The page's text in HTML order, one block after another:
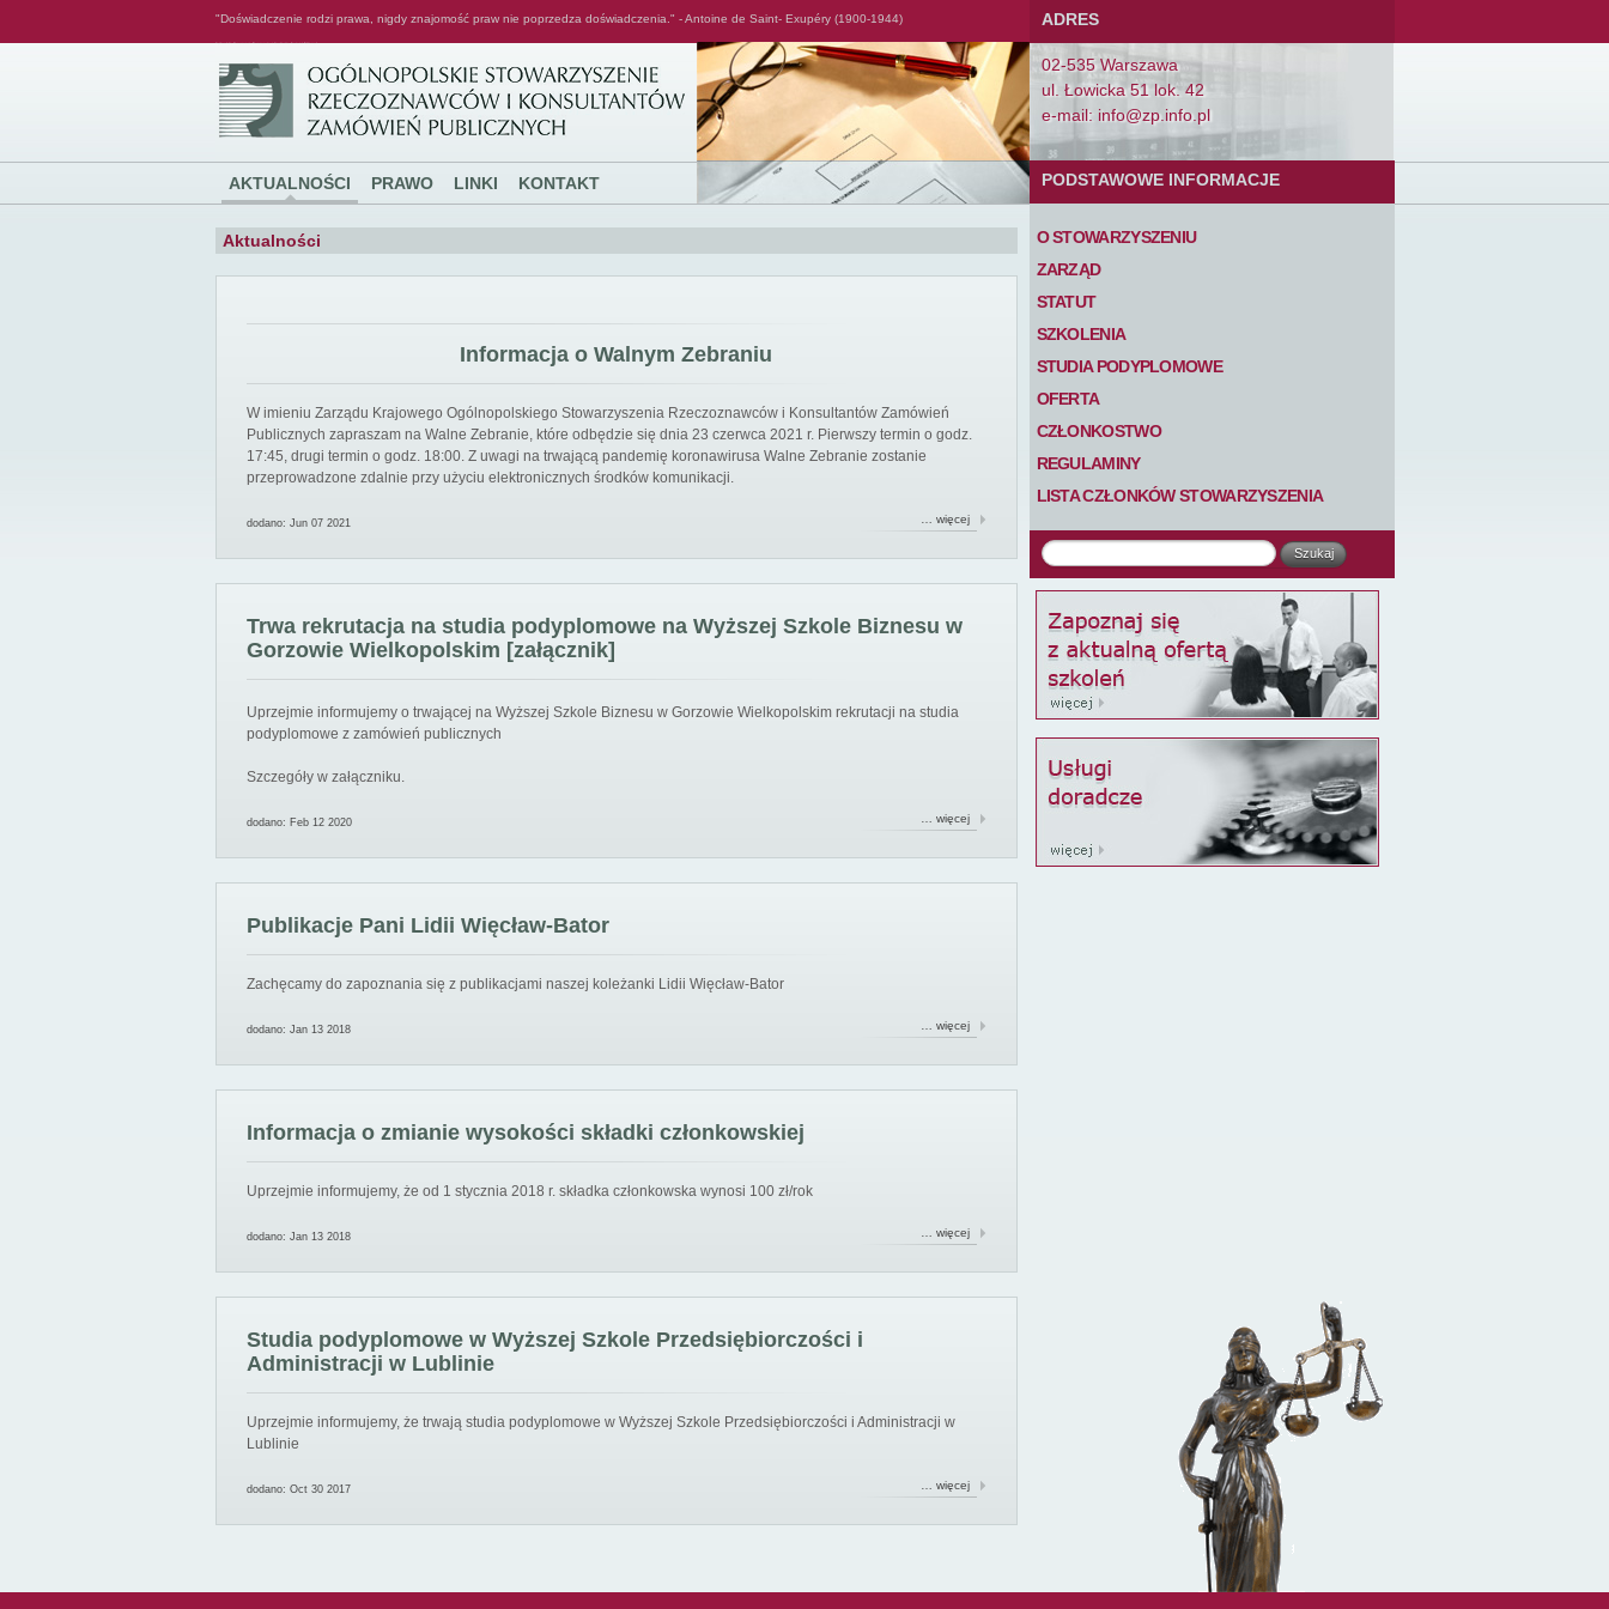
"Doświadczenie rodzi prawa, nigdy znajomość praw nie poprzedza doświadczenia." - Antoine de Saint- Exupéry (1900-1944)
AKTUALNOŚCI PRAWO LINKI KONTAKT
ADRES
02-535 Warszawa
ul. Łowicka 51 lok. 42
e-mail: info@zp.info.pl
PODSTAWOWE INFORMACJE
O STOWARZYSZENIU
ZARZĄD
STATUT
SZKOLENIA
STUDIA PODYPLOMOWE
OFERTA
CZŁONKOSTWO
REGULAMINY
LISTA CZŁONKÓW STOWARZYSZENIA
Aktualności
Informacja o Walnym Zebraniu
W imieniu Zarządu Krajowego Ogólnopolskiego Stowarzyszenia Rzeczoznawców i Konsultantów Zamówień
Publicznych zapraszam na Walne Zebranie, które odbędzie się dnia 23 czerwca 2021 r. Pierwszy termin o godz.
17:45, drugi termin o godz. 18:00. Z uwagi na trwającą pandemię koronawirusa Walne Zebranie zostanie
przeprowadzone zdalnie przy użyciu elektronicznych środków komunikacji.
dodano: Jun 07 2021 … więcej
Trwa rekrutacja na studia podyplomowe na Wyższej Szkole Biznesu w
Gorzowie Wielkopolskim [załącznik]
Uprzejmie informujemy o trwającej na Wyższej Szkole Biznesu w Gorzowie Wielkopolskim rekrutacji na studia
podyplomowe z zamówień publicznych
Szczegóły w załączniku.
dodano: Feb 12 2020 … więcej
Publikacje Pani Lidii Więcław-Bator
Zachęcamy do zapoznania się z publikacjami naszej koleżanki Lidii Więcław-Bator
dodano: Jan 13 2018 … więcej
Informacja o zmianie wysokości składki członkowskiej
Uprzejmie informujemy, że od 1 stycznia 2018 r. składka członkowska wynosi 100 zł/rok
dodano: Jan 13 2018 … więcej
Studia podyplomowe w Wyższej Szkole Przedsiębiorczości i
Administracji w Lublinie
Uprzejmie informujemy, że trwają studia podyplomowe w Wyższej Szkole Przedsiębiorczości i Administracji w
Lublinie
dodano: Oct 30 2017 … więcej